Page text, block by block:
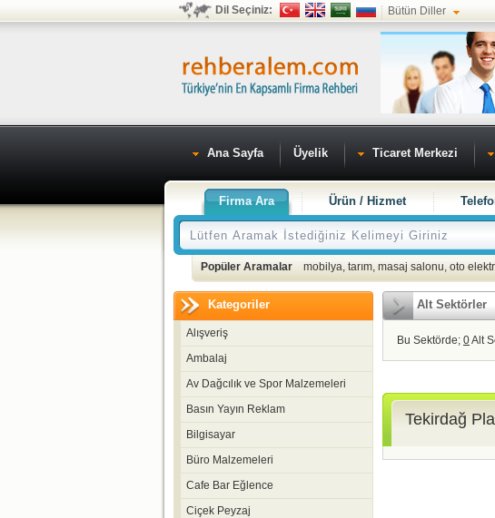
Dil Seçiniz: Bütün Diller
Ana Sayfa Üyelik Ticaret Merkezi
Firma Ara Ürün / Hizmet
Popüler Aramalar mobilya, tarım, masaj salonu, oto
Kategoriler
Alışveriş
Ambalaj
Av Dağcılık ve Spor Malzemeleri
Basın Yayın Reklam
Bilgisayar
Büro Malzemeleri
Cafe Bar Eğlence
Ciçek Peyzaj
Alt Sektörler
Bu Sektörde; 0Alt
Tekirdağ